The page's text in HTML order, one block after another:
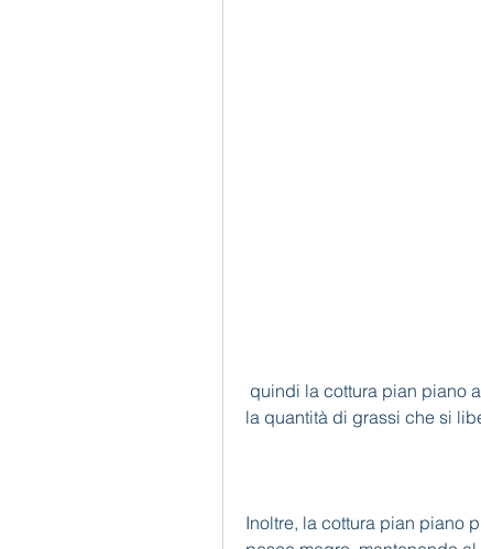
la quantità di grassi che si
Inoltre, la cottura pian piano